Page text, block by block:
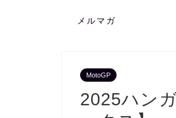
メルマガ
MotoGP
2025ハン